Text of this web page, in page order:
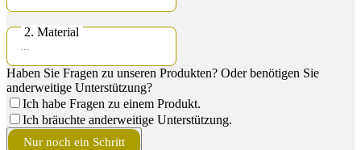
2. Material
Haben Sie Fragen zu unseren Produkten? Oder benötigen Sie
anderweitige Unterstützung?
Ich habe Fragen zu einem Produkt.
Ich bräuchte anderweitige Unterstützung.
Nur noch ein Schritt